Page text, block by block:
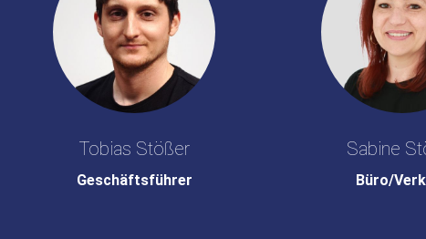
Tobias Stößer
Geschäftsführer
Sabine
Büro/